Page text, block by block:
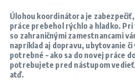
Úlohou koordinátora je
práce prebehol rýchlo a hladko.
so zahraničnými zamestnancami
napríklad aj dopravu, ubytovanie
potrebné – ako sa do novej práce
potrebujete pred nástupom
atď.